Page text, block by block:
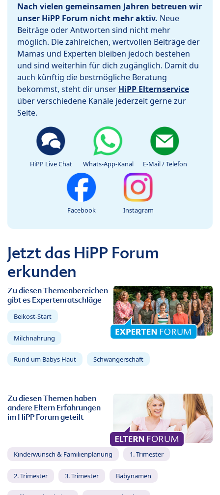
Nach vielen gemeinsamen Jahren betreuen wir
unser HiPP Forum nicht mehr aktiv. Neue
Beiträge oder Antworten sind nicht mehr
möglich. Die zahlreichen, wertvollen Beiträge der
Mamas und Experten bleiben jedoch bestehen
und sind weiterhin für dich zugänglich. Damit du
auch künftig die bestmögliche Beratung
bekommst, steht dir unser HiPP Elternservice
über verschiedene Kanäle jederzeit gerne zur
Seite.
HiPP Live Chat Whats-App-Kanal E-Mail / Telefon
Facebook Instagram
Jetzt das HiPP Forum
erkunden
Zu diesen Themenbereichen
gibt es Expertenratschläge
Beikost-Start
Milchnahrung
Rund um Babys Haut Schwangerschaft
Zu diesen Themen haben
andere Eltern Erfahrungen
im HiPP Forum geteilt
Kinderwunsch & Familienplanung 1. Trimester
2. Trimester 3. Trimester Babynamen